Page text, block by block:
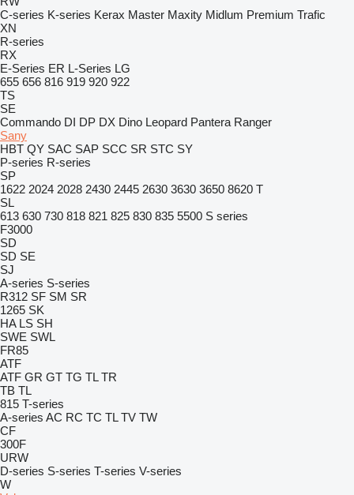
C-series K-series Kerax Master Maxity Midlum Premium Trafic
XN
R-series
RX
E-Series ER L-Series LG
655 656 816 919 920 922
TS
SE
Commando DI DP DX Dino Leopard Pantera Ranger
Sany
HBT QY SAC SAP SCC SR STC SY
P-series R-series
SP
1622 2024 2028 2430 2445 2630 3630 3650 8620 T
SL
613 630 730 818 821 825 830 835 5500 S series
F3000
SD
SD SE
SJ
A-series S-series
R312 SF SM SR
1265 SK
HA LS SH
SWE SWL
FR85
ATF
ATF GR GT TG TL TR
TB TL
815 T-series
A-series AC RC TC TL TV TW
CF
300F
URW
D-series S-series T-series V-series
W